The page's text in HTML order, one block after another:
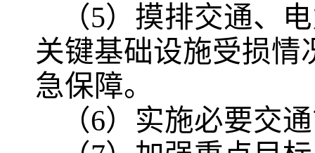
（5）摸排交通、
关键基础设施受损情
急保障。
（6）实施必要交